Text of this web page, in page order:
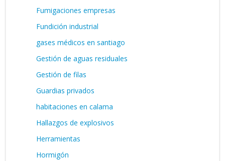
Fumigaciones empresas
Fundición industrial
gases médicos en santiago
Gestión de aguas residuales
Gestión de filas
Guardias privados
habitaciones en calama
Hallazgos de explosivos
Herramientas
Hormigón